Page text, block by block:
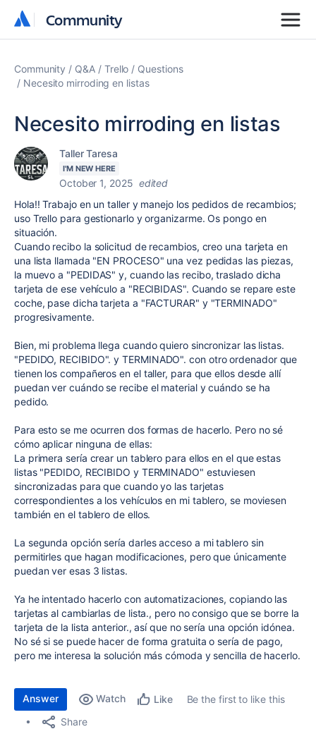
Community
Community
Community Q&A Trello
Questions
Necesito mirroding en listas
Necesito mirroding en listas
Taller Taresa
I'M NEW HERE
October 1, 2025 edited
Hola!! Trabajo en un taller y manejo los pedidos de recambios;
uso Trello para gestionarlo y organizarme. Os pongo en
situación.
Cuando recibo la solicitud de recambios, creo una tarjeta en
una lista llamada "EN PROCESO" una vez pedidas las piezas,
la muevo a "PEDIDAS" y, cuando las recibo, traslado dicha
tarjeta de ese vehículo a "RECIBIDAS". Cuando se repare este
coche, pase dicha tarjeta a "FACTURAR" y "TERMINADO"
progresivamente.
Bien, mi problema llega cuando quiero sincronizar las listas.
"PEDIDO, RECIBIDO". y TERMINADO". con otro ordenador que
tienen los compañeros en el taller, para que ellos desde allí
puedan ver cuándo se recibe el material y cuándo se ha
pedido.
Para esto se me ocurren dos formas de hacerlo. Pero no sé
cómo aplicar ninguna de ellas:
La primera sería crear un tablero para ellos en el que estas
listas "PEDIDO, RECIBIDO y TERMINADO" estuviesen
sincronizadas para que cuando yo las tarjetas
correspondientes a los vehículos en mi tablero, se moviesen
también en el tablero de ellos.
La segunda opción sería darles acceso a mi tablero sin
permitirles que hagan modificaciones, pero que únicamente
puedan ver esas 3 listas.
Ya he intentado hacerlo con automatizaciones, copiando las
tarjetas al cambiarlas de lista., pero no consigo que se borre la
tarjeta de la lista anterior., así que no sería una opción idónea.
No sé si se puede hacer de forma gratuita o sería de pago,
pero me interesa la solución más cómoda y sencilla de hacerlo.
Answer Watch Like
Be the first to like this
Share